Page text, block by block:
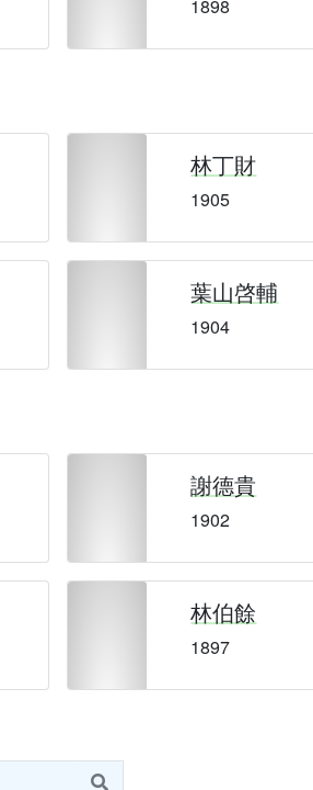
1898
林丁財
1905
葉山啓輔
1904
謝德貴
1902
林伯餘
1897